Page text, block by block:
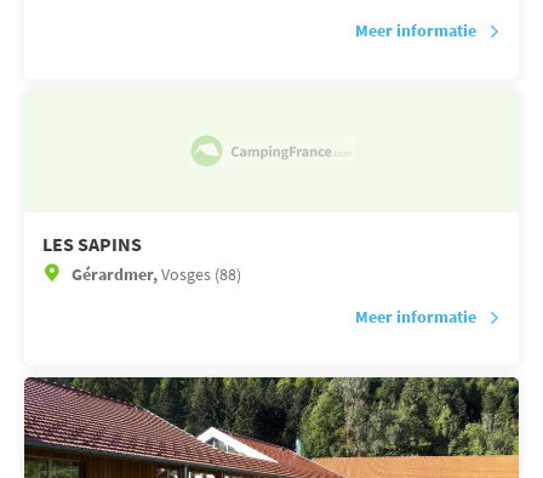
Meer informatie
LES SAPINS
Gérardmer,Vosges (88)
Meer informatie